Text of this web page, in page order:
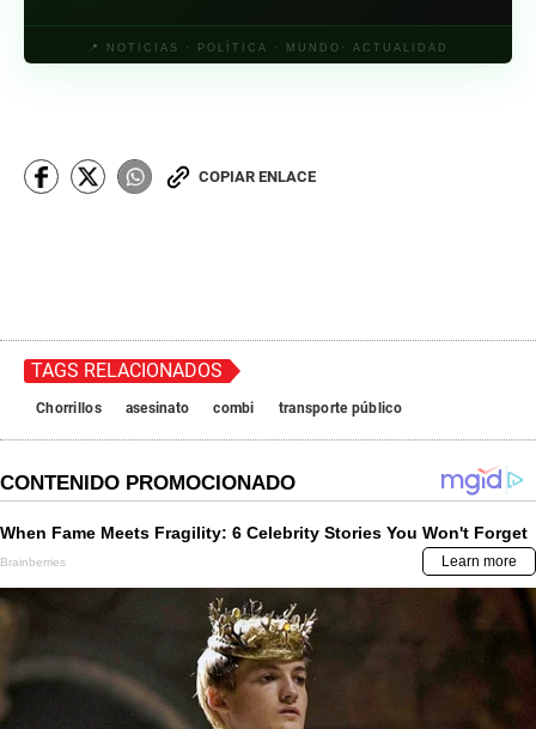
📍 NOTICIAS · POLÍTICA · MUNDO· ACTUALIDAD
COPIAR ENLACE
TAGS RELACIONADOS
Chorrillos asesinato combi transporte público